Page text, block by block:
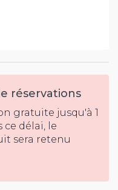
réservations
gratuite jusqu'à 1
ce délai, le
sera retenu